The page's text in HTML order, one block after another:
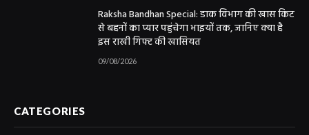
Raksha Bandhan Special: डाक विभाग की खास किट
से बहनों का प्यार पहुंचेगा भाइयों तक, जानिए क्या है
इस राखी गिफ्ट की खासियत
09/08/2026
CATEGORIES